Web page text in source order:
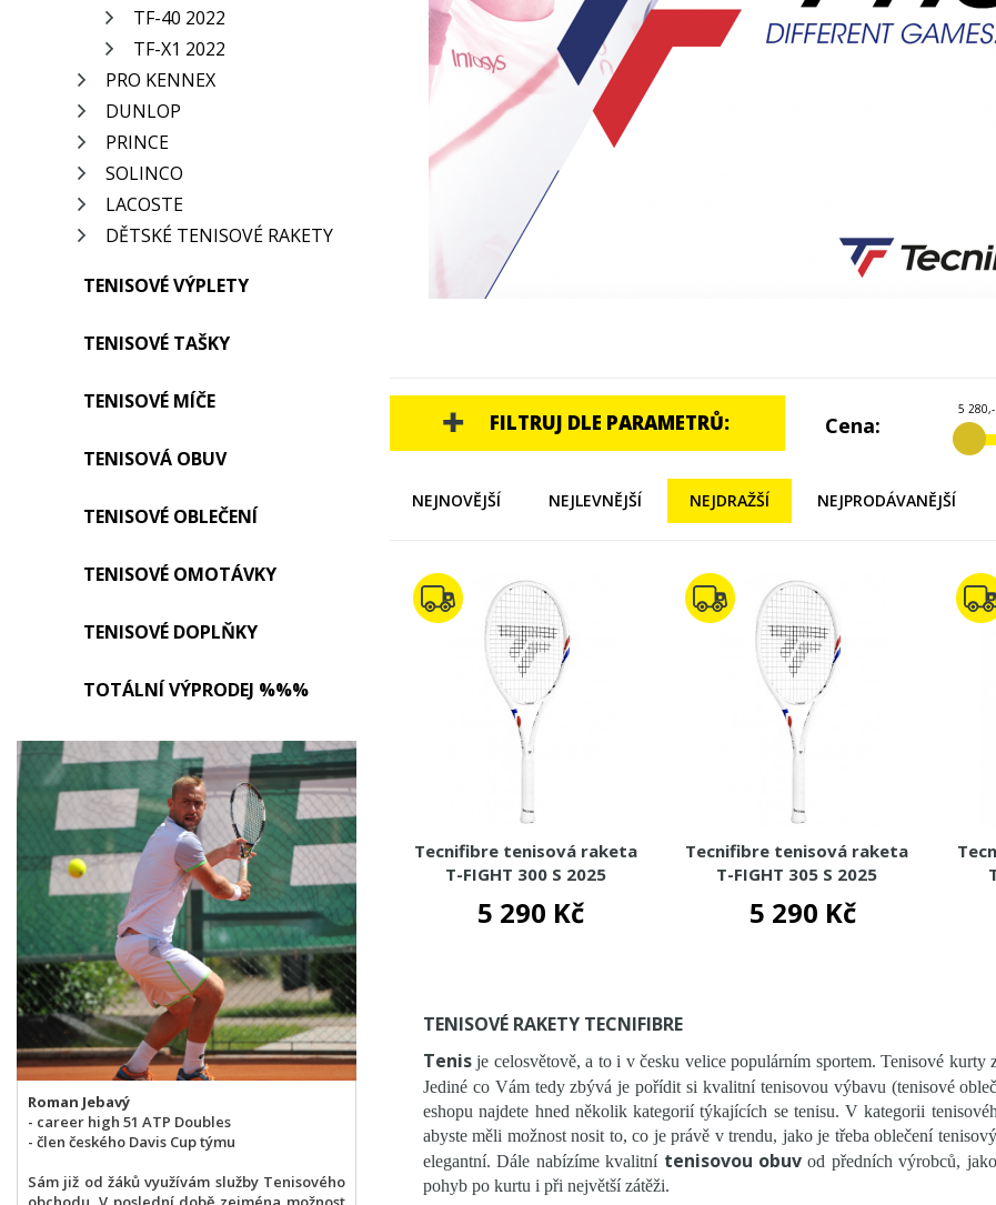
TF-40 2022
TF-X1 2022
PRO KENNEX
DUNLOP
PRINCE
SOLINCO
LACOSTE
DĚTSKÉ TENISOVÉ RAKETY
TENISOVÉ VÝPLETY
TENISOVÉ TAŠKY
TENISOVÉ MÍČE
TENISOVÁ OBUV
TENISOVÉ OBLEČENÍ
TENISOVÉ OMOTÁVKY
TENISOVÉ DOPLŇKY
TOTÁLNÍ VÝPRODEJ %%%
Roman Jebavý
- career high 51 ATP Doubles
- člen českého Davis Cup týmu
Sám již od žáků využívám služby Tenisového
FILTRUJ DLE PARAMETRŮ: Cena:
5 280,-
NEJNOVĚJŠÍ NEJLEVNĚJŠÍ NEJDRAŽŠÍ NEJPRODÁVANĚJŠÍ
Tecnifibre tenisová raketa
T-FIGHT 300 S 2025
5 290 Kč
Tecnifibre tenisová raketa
T-FIGHT 305 S 2025
5 290 Kč
TENISOVÉ RAKETY TECNIFIBRE
Tenis je celosvětově, a to i v česku velice populárním sportem. Tenisové kurty
Jediné co Vám tedy zbývá je pořídit si kvalitní tenisovou výbavu (tenisové
eshopu najdete hned několik kategorií týkajících se tenisu. V kategorii
abyste měli možnost nosit to, co je právě v trendu, jako je třeba oblečení
elegantní. Dále nabízíme kvalitní tenisovou obuv od předních výrobců,
pohyb po kurtu i při největší zátěži.